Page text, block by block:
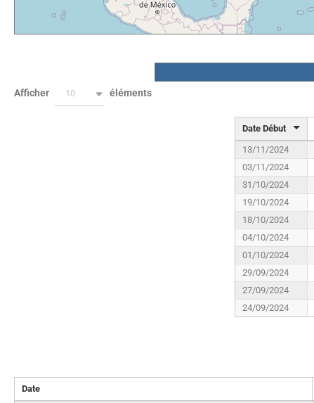
Afficher 10 éléments
Date Début
13/11/2024
03/11/2024
31/10/2024
19/10/2024
18/10/2024
04/10/2024
01/10/2024
29/09/2024
27/09/2024
24/09/2024
Date